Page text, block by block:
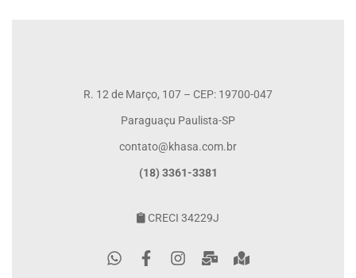
R. 12 de Março, 107 – CEP: 19700-047
Paraguaçu Paulista-SP
contato@khasa.com.br
(18) 3361-3381
CRECI 34229J